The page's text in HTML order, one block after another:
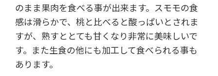
のまま果肉を食べる事が出来ます。スモモの食
感は滑らかで、桃と比べると酸っぱいとされま
すが、熟すととても甘くなり非常に美味しいで
す。また生食の他にも加工して食べられる事も
あります。